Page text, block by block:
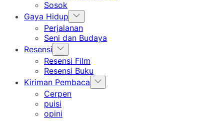
Sosok
Gaya Hidup Show
sub
menu
Perjalanan
Seni dan Budaya
Resensi Show
sub
menu
Resensi Film
Resensi Buku
Kiriman Pembaca Show
sub
Cerpen
puisi
opini